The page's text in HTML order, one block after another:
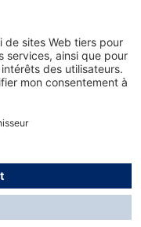
livraison standard
ou du volume de